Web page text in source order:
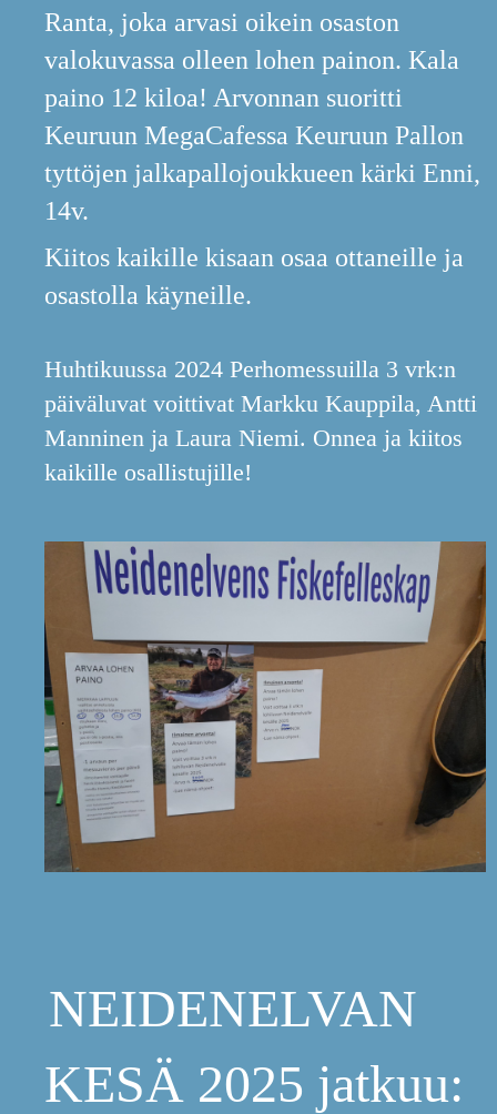
Ranta, joka arvasi oikein osaston
valokuvassa olleen lohen painon. Kala
paino 12 kiloa! Arvonnan suoritti
Keuruun MegaCafessa Keuruun Pallon
tyttöjen jalkapallojoukkueen kärki Enni,
14v.
Kiitos kaikille kisaan osaa ottaneille ja
osastolla käyneille.
Huhtikuussa 2024 Perhomessuilla 3 vrk:n
päiväluvat voittivat Markku Kauppila, Antti
Manninen ja Laura Niemi. Onnea ja kiitos
kaikille osallistujille!
NEIDENELVAN
KESÄ 2025 jatkuu: